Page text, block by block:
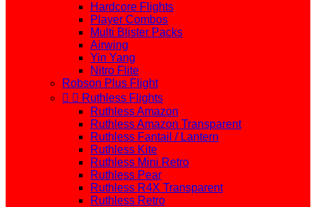
Hardcore Flights
Player Combos
Multi Blister Packs
Airwing
Yin Yang
Nitro Flite
Robson Plus Flight
  Ruthless Flights
Ruthless Amazon
Ruthless Amazon Transparent
Ruthless Fantail / Lantern
Ruthless Kite
Ruthless Mini Retro
Ruthless Pear
Ruthless R4X Transparent
Ruthless Retro